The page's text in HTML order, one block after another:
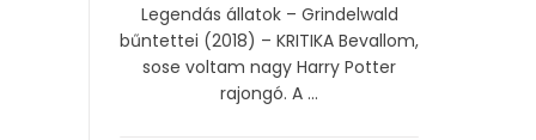
Legendás állatok – Grindelwald
bűntettei (2018) – KRITIKA Bevallom,
sose voltam nagy Harry Potter
rajongó. A ...